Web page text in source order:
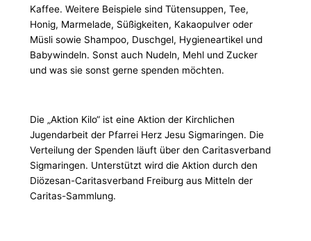
Kaffee. Weitere Beispiele sind Tütensuppen, Tee,
Honig, Marmelade, Süßigkeiten, Kakaopulver oder
Müsli sowie Shampoo, Duschgel, Hygieneartikel und
Babywindeln. Sonst auch Nudeln, Mehl und Zucker
und was sie sonst gerne spenden möchten.
Die „Aktion Kilo“ ist eine Aktion der Kirchlichen
Jugendarbeit der Pfarrei Herz Jesu Sigmaringen. Die
Verteilung der Spenden läuft über den Caritasverband
Sigmaringen. Unterstützt wird die Aktion durch den
Diözesan-Caritasverband Freiburg aus Mitteln der
Caritas-Sammlung.